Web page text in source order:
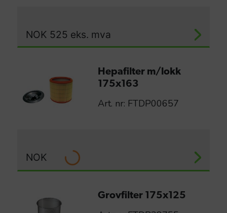
NOK 525 eks. mva
Hepafilter m/lokk
175x163
Art. nr: FTDP00657
NOK
Grovfilter 175x125